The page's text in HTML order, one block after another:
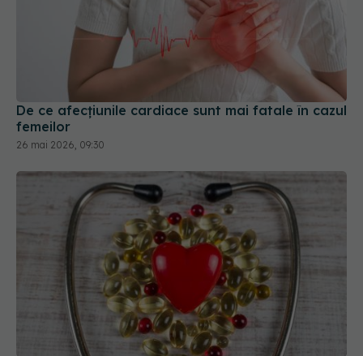
De ce afecțiunile cardiace sunt mai fatale în cazul
femeilor
26 mai 2026, 09:30